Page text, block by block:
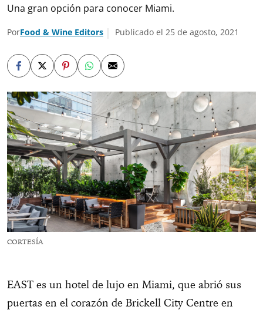
Una gran opción para conocer Miami.
PorFood & Wine Editors Publicado el 25 de agosto, 2021
CORTESÍA
EAST es un hotel de lujo en Miami, que abrió sus
puertas en el corazón de Brickell City Centre en